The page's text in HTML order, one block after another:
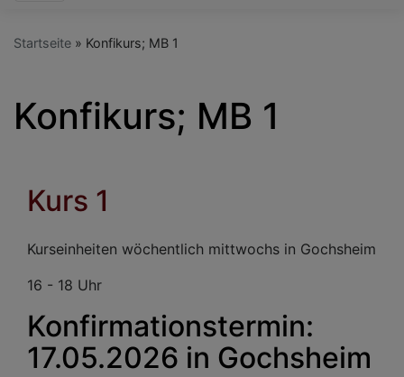
Startseite Konfikurs; MB 1
Konfikurs; MB 1
Kurs 1
Kurseinheiten wöchentlich mittwochs in Gochsheim
16 - 18 Uhr
Konfirmationstermin:
17.05.2026 in Gochsheim